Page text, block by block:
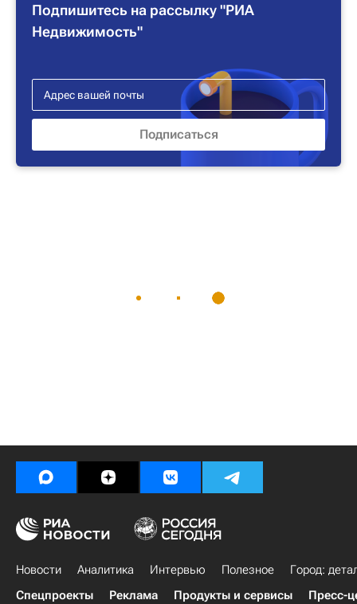
Подпишитесь на рассылку "РИА
Недвижимость"
Новости Аналитика Интервью Полезное
Город:
Спецпроекты
Реклама Продукты и сервисы Пресс-